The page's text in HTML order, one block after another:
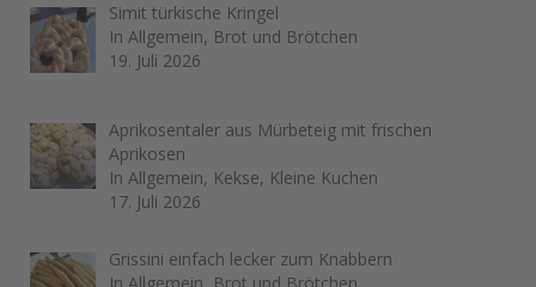
Simit türkische Kringel
In Allgemein, Brot und Brötchen
19. Juli 2026
Aprikosentaler aus Mürbeteig mit frischen
Aprikosen
In Allgemein, Kekse, Kleine Kuchen
17. Juli 2026
Grissini einfach lecker zum Knabbern